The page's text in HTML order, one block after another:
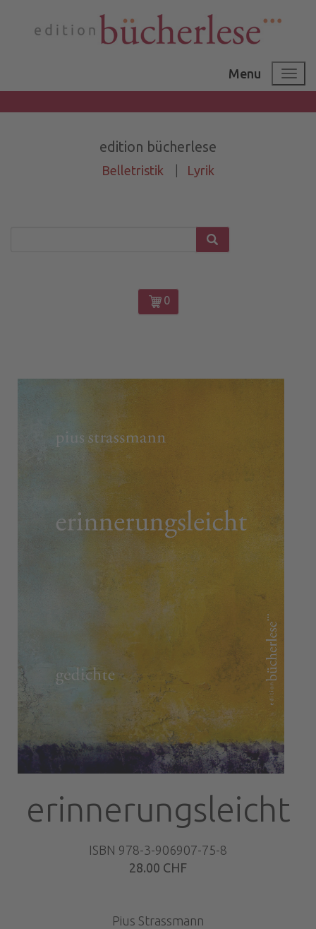
Menu
edition bücherlese
Belletristik Lyrik
0
erinnerungsleicht
ISBN 978-3-906907-75-8
28.00 CHF
Pius Strassmann